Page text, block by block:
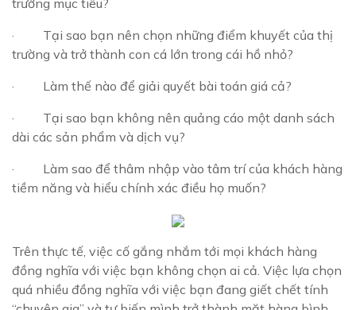
trường mục tiêu?
· Tại sao bạn nên chọn những điểm khuyết của thị
trường và trở thành con cá lớn trong cái hồ nhỏ?
· Làm thế nào để giải quyết bài toán giá cả?
· Tại sao bạn không nên quảng cáo một danh sách
dài các sản phẩm và dịch vụ?
· Làm sao để thâm nhập vào tâm trí của khách hàng
tiềm năng và hiểu chính xác điều họ muốn?
Trên thực tế, việc cố gắng nhắm tới mọi khách hàng
đồng nghĩa với việc bạn không chọn ai cả. Việc lựa chọn
quá nhiều đồng nghĩa với việc bạn đang giết chết tính